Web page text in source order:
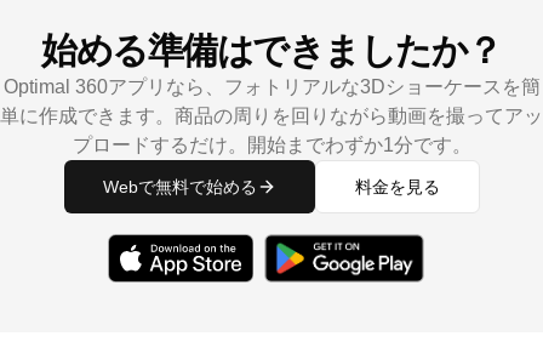
始める準備はできましたか？
Optimal 360アプリなら、フォトリアルな3Dショーケースを簡
単に作成できます。商品の周りを回りながら動画を撮ってアッ
プロードするだけ。開始までわずか1分です。
Webで無料で始める 料金を見る